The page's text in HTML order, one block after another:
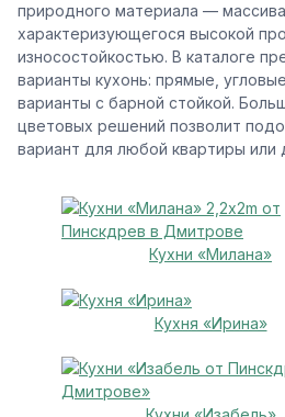
природного материала —
характеризующегося высокой
износостойкостью. В каталоге
варианты кухонь: прямые,
варианты с барной стойкой.
цветовых решений позволит
вариант для любой квартиры или
Кухни «Милана»
Кухня «Ирина»